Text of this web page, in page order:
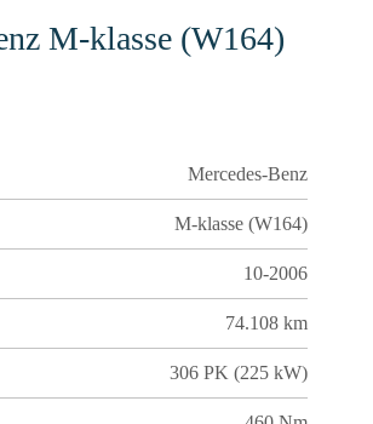
M-klasse (W164)
Mercedes-Benz
M-klasse (W164)
10-2006
74.108 km
306 PK (225 kW)